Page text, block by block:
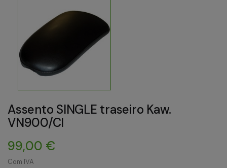
Assento SINGLE traseiro Kaw.
VN900/Cl
99,00 €
Com IVA